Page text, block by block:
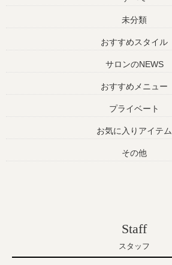
未分類
おすすめスタイル
サロンのNEWS
おすすめメニュー
プライベート
お気に入りアイテム
その他
Staff
スタッフ